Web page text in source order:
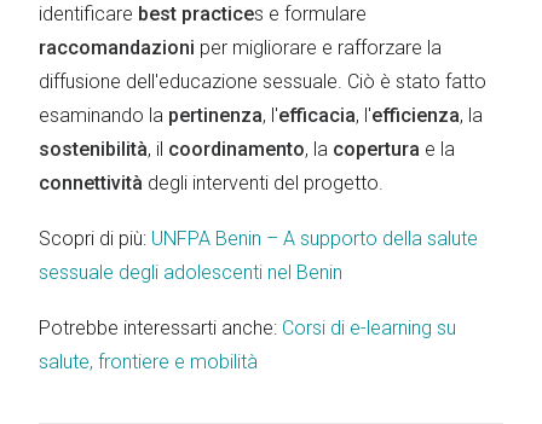
identificare best practices e formulare
raccomandazioni per migliorare e rafforzare la
diffusione dell'educazione sessuale. Ciò è stato fatto
esaminando la pertinenza, l'efficacia, l'efficienza, la
sostenibilità, il coordinamento, la copertura e la
connettività degli interventi del progetto.
Scopri di più: UNFPA Benin – A supporto della salute
sessuale degli adolescenti nel Benin
Potrebbe interessarti anche: Corsi di e-learning su
salute, frontiere e mobilità